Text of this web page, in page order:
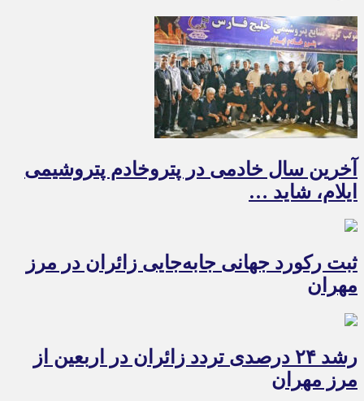
آخرین سال خادمی در پتروخادم پتروشیمی
ایلام، شاید …
ثبت رکورد جهانی جابه‌جایی زائران در مرز
مهران
رشد ۲۴ درصدی تردد زائران در اربعین از
مرز مهران